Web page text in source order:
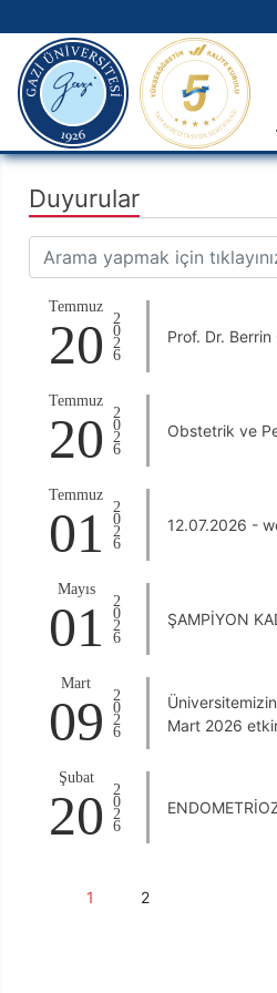
Ana Menü
gazi.edu.tr
Duyurular
Temmuz
20 2026 Prof. Dr. Berrin
Temmuz
20 2026 Obstetrik ve
Temmuz
01 2026 12.07.2026 -
Mayıs
01 2026 ŞAMPİYON
Mart
09 2026
Mart 2026
Şubat
20 2026
1 2